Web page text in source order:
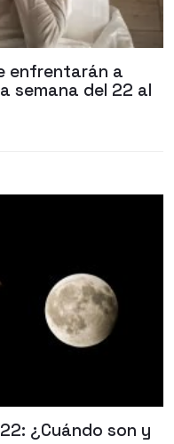
enfrentarán a
semana del 22 al
¿Cuándo son y